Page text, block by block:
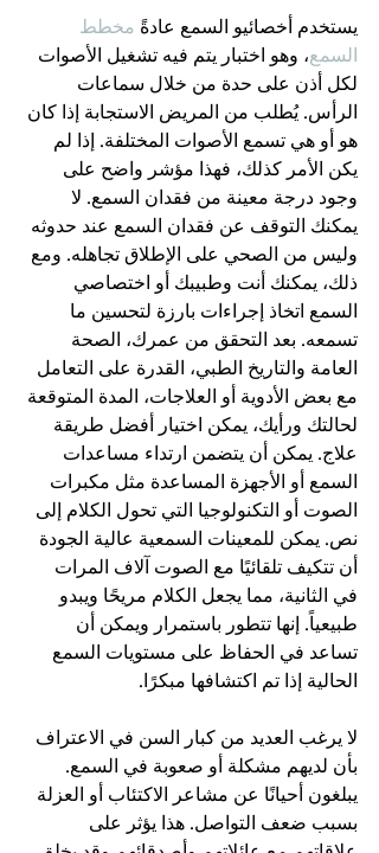
يستخدم أخصائيو السمع عادةً مخطط
السمع، وهو اختبار يتم فيه تشغيل الأصوات
لكل أذن على حدة من خلال سماعات
الرأس. يُطلب من المريض الاستجابة إذا كان
هو أو هي تسمع الأصوات المختلفة. إذا لم
يكن الأمر كذلك، فهذا مؤشر واضح على
وجود درجة معينة من فقدان السمع. لا
يمكنك التوقف عن فقدان السمع عند حدوثه
وليس من الصحي على الإطلاق تجاهله. ومع
ذلك، يمكنك أنت وطبيبك أو اختصاصي
السمع اتخاذ إجراءات بارزة لتحسين ما
تسمعه. بعد التحقق من عمرك، الصحة
العامة والتاريخ الطبي، القدرة على التعامل
مع بعض الأدوية أو العلاجات، المدة المتوقعة
لحالتك ورأيك، يمكن اختيار أفضل طريقة
علاج. يمكن أن يتضمن ارتداء مساعدات
السمع أو الأجهزة المساعدة مثل مكبرات
الصوت أو التكنولوجيا التي تحول الكلام إلى
نص. يمكن للمعينات السمعية عالية الجودة
أن تتكيف تلقائيًا مع الصوت آلاف المرات
في الثانية، مما يجعل الكلام مريحًا ويبدو
طبيعياً. إنها تتطور باستمرار ويمكن أن
تساعد في الحفاظ على مستويات السمع
الحالية إذا تم اكتشافها مبكرًا.
لا يرغب العديد من كبار السن في الاعتراف
بأن لديهم مشكلة أو صعوبة في السمع.
يبلغون أحيانًا عن مشاعر الاكتئاب أو العزلة
بسبب ضعف التواصل. هذا يؤثر على